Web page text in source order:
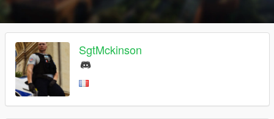
SgtMckinson